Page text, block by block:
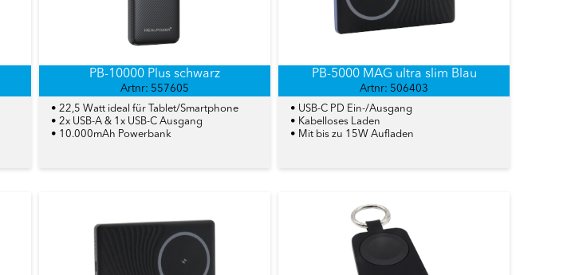
PB-5000 MAG ultra slim Blau
Artnr: 506403
• USB-C PD Ein-/Ausgang
• Kabelloses Laden
• Mit bis zu 15W Aufladen
PB-10000 Plus schwarz
Artnr: 557605
• 22,5 Watt ideal für Tablet/Smartphone
• 2x USB-A & 1x USB-C Ausgang
• 10.000mAh Powerbank